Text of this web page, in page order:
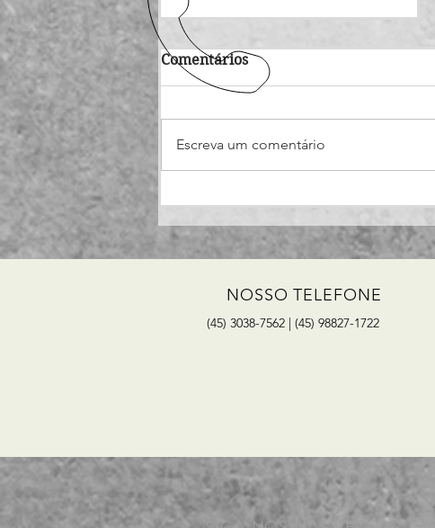
no Contas a pagar de uma
parcela individual ?
Comentários
Escreva um comentário
NOSSO TELEFONE
(45) 3038-7562 | (45) 98827-1722